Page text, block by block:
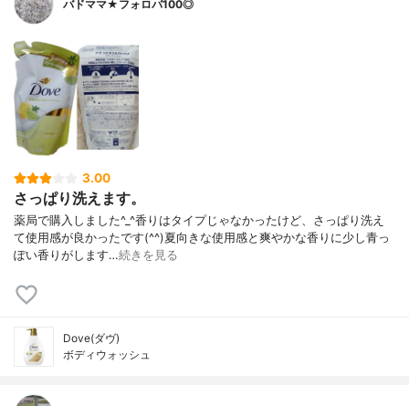
バドママ★フォロバ100◎
3.00
さっぱり洗えます。
薬局で購入しました^⁠_⁠^香りはタイプじゃなかったけど、さっぱり洗え
て使用感が良かったです(⁠^⁠^⁠)夏向きな使用感と爽やかな香りに少し青っ
ぽい香りがします…続きを見る
Dove(ダヴ)
ボディウォッシュ